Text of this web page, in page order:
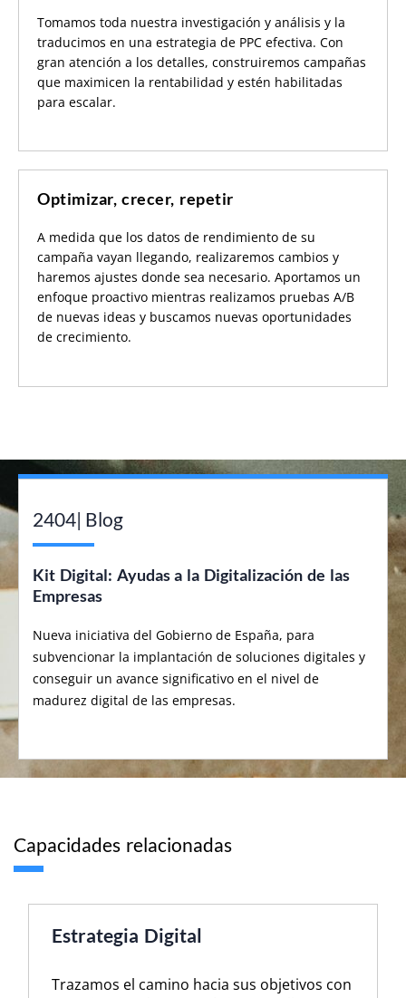
Tomamos toda nuestra investigación y análisis y la
traducimos en una estrategia de PPC efectiva. Con
gran atención a los detalles, construiremos campañas
que maximicen la rentabilidad y estén habilitadas
para escalar.
Optimizar, crecer, repetir
A medida que los datos de rendimiento de su
campaña vayan llegando, realizaremos cambios y
haremos ajustes donde sea necesario. Aportamos un
enfoque proactivo mientras realizamos pruebas A/B
de nuevas ideas y buscamos nuevas oportunidades
de crecimiento.
2404| Blog
Kit Digital: Ayudas a la Digitalización de las
Empresas
Nueva iniciativa del Gobierno de España, para
subvencionar la implantación de soluciones digitales y
conseguir un avance significativo en el nivel de
madurez digital de las empresas.
Capacidades relacionadas
sus objetivos con
Diseñamos y